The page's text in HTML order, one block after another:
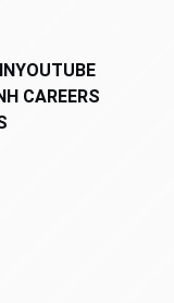
YOUTUBE
CAREERS